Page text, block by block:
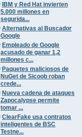
IBM y Red Hat invierten
5.000 millones en
segurida...
Alternativas al Buscador
Google
Empleado de Google
acusado de ganar 1,2
millones c...
Paquetes maliciosos de
NuGet de Sicoob roban
crede...
Nueva cadena de ataques
Zapocalypse permite
tomar ...
ClearFake usa contratos
inteligentes de BSC
Testne...